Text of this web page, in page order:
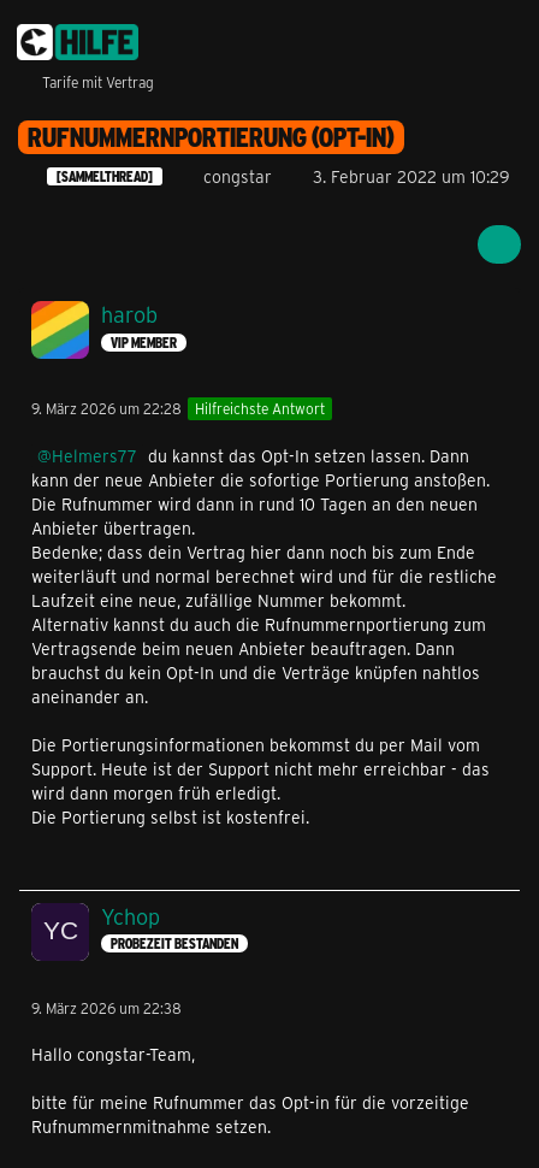
Tarife mit Vertrag
RUFNUMMERNPORTIERUNG (OPT-IN)
[SAMMELTHREAD] congstar 3. Februar 2022 um 10:29
harob
VIP MEMBER
9. März 2026 um 22:28 Hilfreichste Antwort
Helmers77 du kannst das Opt-In setzen lassen. Dann
kann der neue Anbieter die sofortige Portierung anstoßen.
Die Rufnummer wird dann in rund 10 Tagen an den neuen
Anbieter übertragen.
Bedenke; dass dein Vertrag hier dann noch bis zum Ende
weiterläuft und normal berechnet wird und für die restliche
Laufzeit eine neue, zufällige Nummer bekommt.
Alternativ kannst du auch die Rufnummernportierung zum
Vertragsende beim neuen Anbieter beauftragen. Dann
brauchst du kein Opt-In und die Verträge knüpfen nahtlos
aneinander an.
Die Portierungsinformationen bekommst du per Mail vom
Support. Heute ist der Support nicht mehr erreichbar - das
wird dann morgen früh erledigt.
Die Portierung selbst ist kostenfrei.
Ychop
PROBEZEIT BESTANDEN
9. März 2026 um 22:38
Hallo congstar-Team,
bitte für meine Rufnummer das Opt‑in für die vorzeitige
Rufnummernmitnahme setzen.